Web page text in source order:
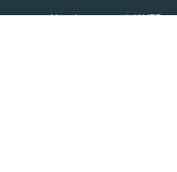
Hosting e servizi WEB